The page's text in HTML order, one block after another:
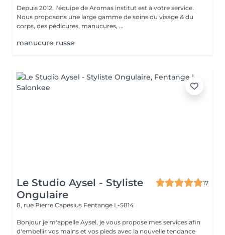
Depuis 2012, l'équipe de Aromas institut est à votre service.
Nous proposons une large gamme de soins du visage & du
corps, des pédicures, manucures, ...
manucure russe
Le Studio Aysel - Styliste
Ongulaire
17
8, rue Pierre Capesius Fentange L-5814
Bonjour je m'appelle Aysel, je vous propose mes services afin
d'embellir vos mains et vos pieds avec la nouvelle tendance